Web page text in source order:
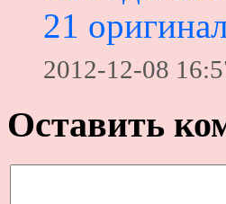
21
2012-12-08
Оставить